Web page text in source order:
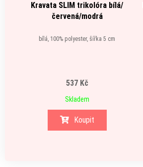
Kravata SLIM trikolóra bílá/
červená/modrá
bílá, 100% polyester, šířka 5 cm
537 Kč
Skladem
Koupit